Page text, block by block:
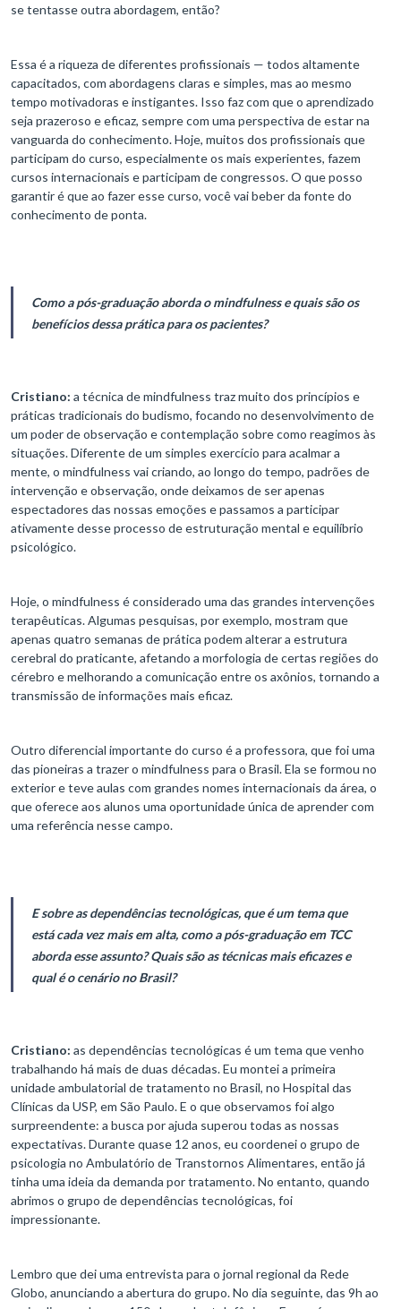
se tentasse outra abordagem, então?
Essa é a riqueza de diferentes profissionais — todos altamente
capacitados, com abordagens claras e simples, mas ao mesmo
tempo motivadoras e instigantes. Isso faz com que o aprendizado
seja prazeroso e eficaz, sempre com uma perspectiva de estar na
vanguarda do conhecimento. Hoje, muitos dos profissionais que
participam do curso, especialmente os mais experientes, fazem
cursos internacionais e participam de congressos. O que posso
garantir é que ao fazer esse curso, você vai beber da fonte do
conhecimento de ponta.
Como a pós-graduação aborda o mindfulness e quais são os
benefícios dessa prática para os pacientes?
Cristiano: a técnica de mindfulness traz muito dos princípios e
práticas tradicionais do budismo, focando no desenvolvimento de
um poder de observação e contemplação sobre como reagimos às
situações. Diferente de um simples exercício para acalmar a
mente, o mindfulness vai criando, ao longo do tempo, padrões de
intervenção e observação, onde deixamos de ser apenas
espectadores das nossas emoções e passamos a participar
ativamente desse processo de estruturação mental e equilíbrio
psicológico.
Hoje, o mindfulness é considerado uma das grandes intervenções
terapêuticas. Algumas pesquisas, por exemplo, mostram que
apenas quatro semanas de prática podem alterar a estrutura
cerebral do praticante, afetando a morfologia de certas regiões do
cérebro e melhorando a comunicação entre os axônios, tornando a
transmissão de informações mais eficaz.
Outro diferencial importante do curso é a professora, que foi uma
das pioneiras a trazer o mindfulness para o Brasil. Ela se formou no
exterior e teve aulas com grandes nomes internacionais da área, o
que oferece aos alunos uma oportunidade única de aprender com
uma referência nesse campo.
E sobre as dependências tecnológicas, que é um tema que
está cada vez mais em alta, como a pós-graduação em TCC
aborda esse assunto? Quais são as técnicas mais eficazes e
qual é o cenário no Brasil?
Cristiano: as dependências tecnológicas é um tema que venho
trabalhando há mais de duas décadas. Eu montei a primeira
unidade ambulatorial de tratamento no Brasil, no Hospital das
Clínicas da USP, em São Paulo. E o que observamos foi algo
surpreendente: a busca por ajuda superou todas as nossas
expectativas. Durante quase 12 anos, eu coordenei o grupo de
psicologia no Ambulatório de Transtornos Alimentares, então já
tinha uma ideia da demanda por tratamento. No entanto, quando
abrimos o grupo de dependências tecnológicas, foi
impressionante.
Lembro que dei uma entrevista para o jornal regional da Rede
Globo, anunciando a abertura do grupo. No dia seguinte, das 9h ao